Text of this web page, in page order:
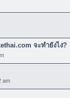
จะทำยังไง?
am